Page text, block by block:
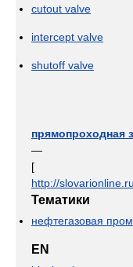
cutout valve
intercept valve
shutoff valve
прямопроходная
—
[
http://
Тематики
нефтегазовая
EN